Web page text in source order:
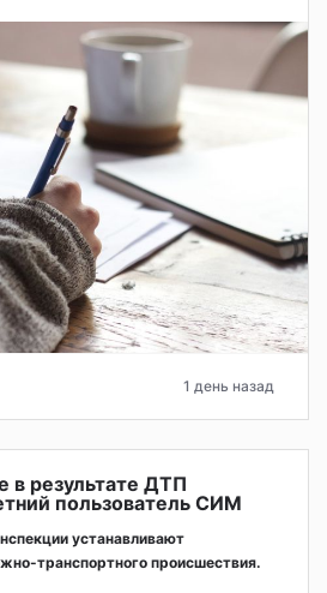
1 день назад
в результате ДТП
пользователь СИМ
устанавливают
транспортного происшествия.